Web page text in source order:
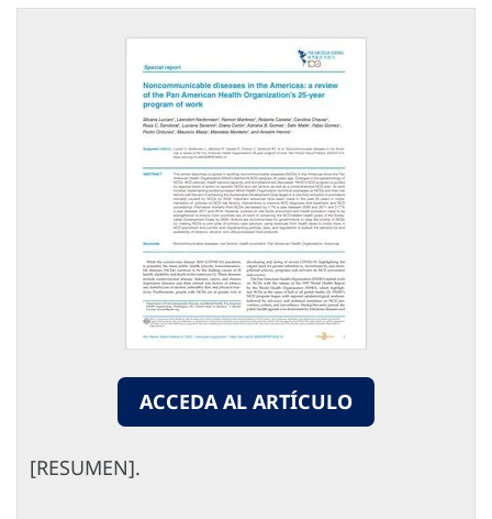
ACCEDA AL ARTÍCULO
[RESUMEN].